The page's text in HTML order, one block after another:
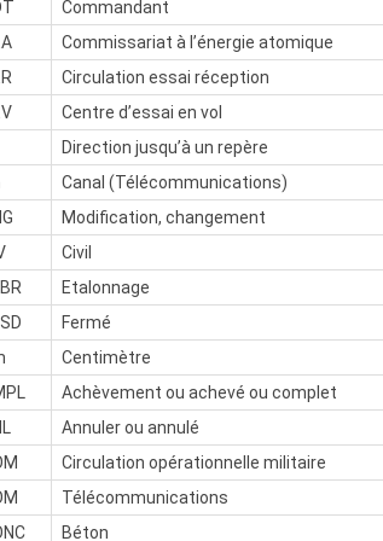
Commandant
Commissariat à l’énergie atomique
Circulation essai réception
Centre d’essai en vol
Direction jusqu’à un repère
Canal (Télécommunications)
Modification, changement
Civil
Etalonnage
Fermé
Centimètre
Achèvement ou achevé ou complet
Annuler ou annulé
Circulation opérationnelle militaire
Télécommunications
Béton